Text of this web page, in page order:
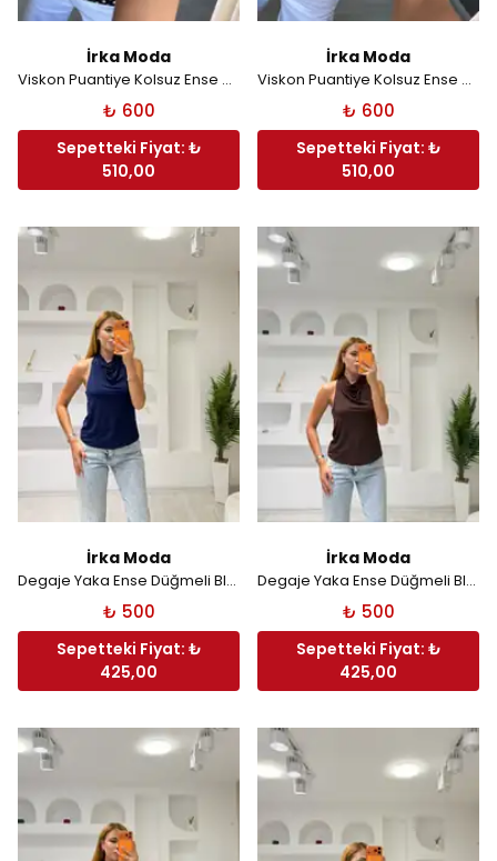
İrka Moda
Viskon Puantiye Kolsuz Ense Düğmeli Bluz - Siyah
₺ 600
Sepetteki Fiyat: ₺
510,00
İrka Moda
Viskon Puantiye Kolsuz Ense Düğmeli Bluz - Beyaz
₺ 600
Sepetteki Fiyat: ₺
510,00
İrka Moda
Degaje Yaka Ense Düğmeli Bluz - Lacivert
₺ 500
Sepetteki Fiyat: ₺
425,00
İrka Moda
Degaje Yaka Ense Düğmeli Bluz - Kahverengi
₺ 500
Sepetteki Fiyat: ₺
425,00